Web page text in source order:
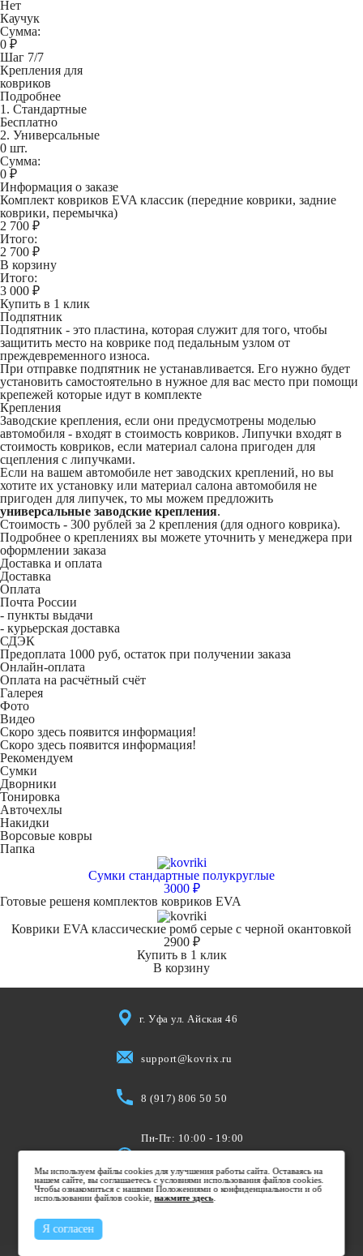
Нет
Каучук
Сумма:
0 ₽
Шаг 7/7
Крепления для
ковриков
Подробнее
1. Стандартные
Бесплатно
2. Универсальные
0 шт.
Сумма:
0 ₽
Информация о заказе
Комплект ковриков EVA классик (передние коврики, задние
коврики, перемычка)
2 700 ₽
Итого:
2 700 ₽
В корзину
Итого:
3 000 ₽
Купить в 1 клик
Подпятник
Подпятник - это пластина, которая служит для того, чтобы
защитить место на коврике под педальным узлом от
преждевременного износа.
При отправке подпятник не устанавливается. Его нужно будет
установить самостоятельно в нужное для вас место при помощи
крепежей которые идут в комплекте
Крепления
Заводские крепления, если они предусмотрены моделью
автомобиля - входят в стоимость ковриков. Липучки входят в
стоимость ковриков, если материал салона пригоден для
сцепления с липучками.
Если на вашем автомобиле нет заводских креплений, но вы
хотите их установку или материал салона автомобиля не
пригоден для липучек, то мы можем предложить
универсальные заводские крепления.
Стоимость - 300 рублей за 2 крепления (для одного коврика).
Подробнее о креплениях вы можете уточнить у менеджера при
оформлении заказа
Доставка и оплата
Доставка
Оплата
Почта России
- пункты выдачи
- курьерская доставка
СДЭК
Предоплата 1000 руб, остаток при получении заказа
Онлайн-оплата
Оплата на расчётный счёт
Галерея
Фото
Видео
Скоро здесь появится информация!
Скоро здесь появится информация!
Рекомендуем
Сумки
Дворники
Тонировка
Авточехлы
Накидки
Ворсовые ковры
Папка
Сумки стандартные полукруглые
3000 ₽
Готовые решеня комплектов ковриков EVA
Коврики EVA классические ромб серые с черной окантовкой
2900 ₽
Купить в 1 клик
В корзину
г. Уфа ул. Айская 46
support@kovrix.ru
8 (917) 806 50 50
Пн-Пт: 10:00 - 19:00
Вс: Выходной
Мы используем файлы cookies для улучшения работы сайта. Оставаясь на
нашем сайте, вы соглашаетесь с условиями использования файлов cookies.
Чтобы ознакомиться с нашими Положениями о конфиденциальности и об
использовании файлов cookie,нажмите здесь.
Я согласен